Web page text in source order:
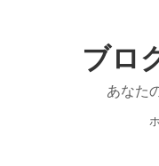
ブロ
あなた